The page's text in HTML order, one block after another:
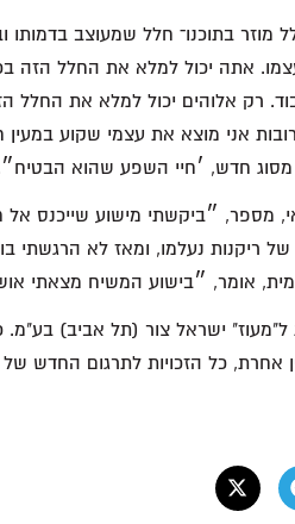
מוזר בתוכנו־ חלל שמעוצב
אתה יכול למלא את החלל הזה
רק אלוהים יכול למלא את החלל
אני מוצא את עצמי שקוע במעין
חדש, ׳חיי השפע שהוא
מספר, ״ביקשתי מישוע שייכנס אל
של ריקנות נעלמו, ומאז לא הרגשתי
אומר, ״בישוע המשיח מצאתי
ל"מעוז" ישראל צור (תל אביב)
אחרת, כל הזכויות לתרגום החדש